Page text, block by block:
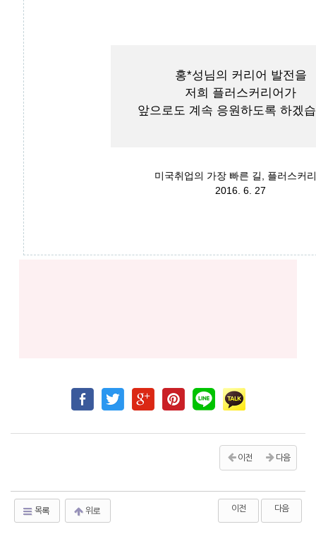
홍*성님의 커리어 발전을
저희 플러스커리어가
앞으로도 계속 응원하도록 하겠
미국취업의 가장 빠른 길, 플러스커
2016. 6. 27
이전 다음
목록 위로 이전 다음